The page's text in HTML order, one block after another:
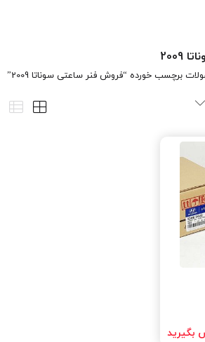
برچسب خورده “فروش فنر ساعتی سوناتا 2009”
بگیرید